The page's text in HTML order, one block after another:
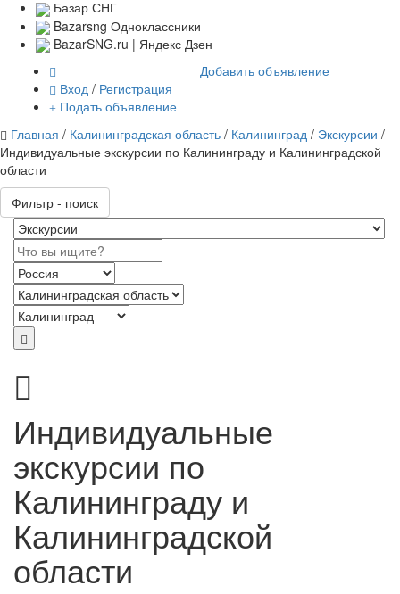
Базар СНГ
Bazarsng Одноклассники
BazarSNG.ru | Яндекс Дзен
Вход / Регистрация
Подать объявление
Добавить объявление
Главная / Калининградская область / Калининград / Экскурсии /
Индивидуальные экскурсии по Калининграду и Калининградской
области
Фильтр - поиск
Индивидуальные
экскурсии по
Калининграду и
Калининградской
области